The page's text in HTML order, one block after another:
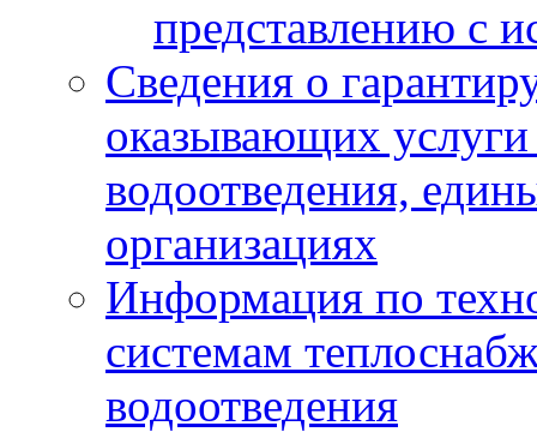
представлению с
Сведения о
оказывающих
водоотведения,
организациях
Информация по
системам
водоотведения